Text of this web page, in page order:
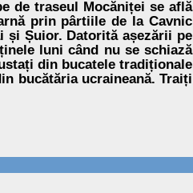
de traseul Mocăniței se află
prin pârtiile de la Cavnic
și Șuior. Datorită așezării pe
luni când nu se schiază
din bucatele tradiționale
bucătăria ucraineană. Traiți